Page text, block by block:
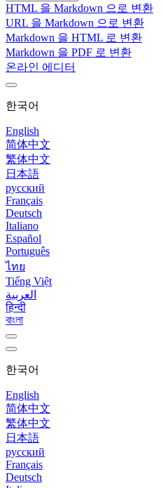
HTML 을 Markdown 으로 변환
URL 을 Markdown 으로 변환
Markdown 을 HTML 로 변환
Markdown 을 PDF 로 변환
온라인 에디터
한국어
English
简体中文
繁体中文
日本語
русский
Français
Deutsch
Italiano
Español
Português
ไทย
Tiếng Việt
العربية
हिन्दी
বাংলা
한국어
English
简体中文
繁体中文
日本語
русский
Français
Deutsch